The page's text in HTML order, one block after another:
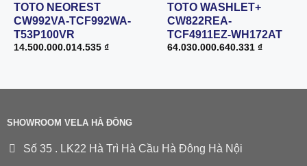
TOTO NEOREST
CW992VA-TCF992WA-
T53P100VR
14.500.000.014.535 ₫
TOTO WASHLET+
CW822REA-
TCF4911EZ-WH172AT
64.030.000.640.331 ₫
SHOWROOM VELA HÀ ĐÔNG
Số 35 . LK22 Hà Trì Hà Cầu Hà Đông Hà Nội